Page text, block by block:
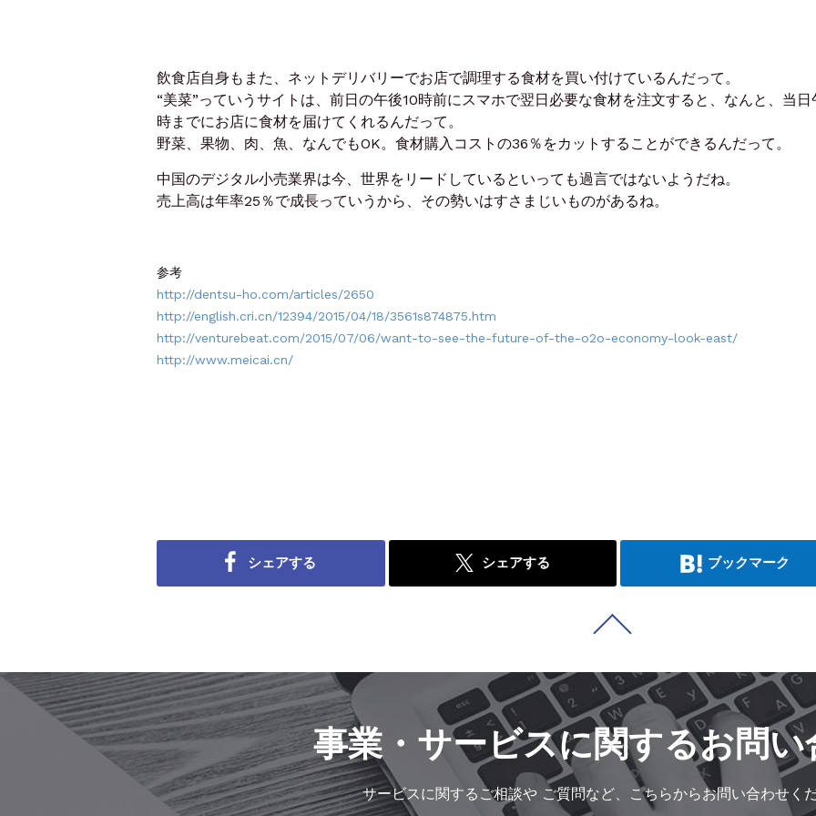
飲食店自身もまた、ネットデリバリーでお店で調理する食材を買い付けているんだって。
“美菜”っていうサイトは、前日の午後10時前にスマホで翌日必要な食材を注文すると、なんと、当日
時までにお店に食材を届けてくれるんだって。
野菜、果物、肉、魚、なんでもOK。食材購入コストの36％をカットすることができるんだって。
中国のデジタル小売業界は今、世界をリードしているといっても過言ではないようだね。
売上高は年率25％で成長っていうから、その勢いはすさまじいものがあるね。
参考
http://dentsu-ho.com/articles/2650
http://english.cri.cn/12394/2015/04/18/3561s874875.htm
http://venturebeat.com/2015/07/06/want-to-see-the-future-of-the-o2o-economy-look-east/
http://www.meicai.cn/
シェアする シェアする ブックマーク
事業・サービスに関するお問い
サービスに関するご相談やご質問など、こちらからお問い合わせく